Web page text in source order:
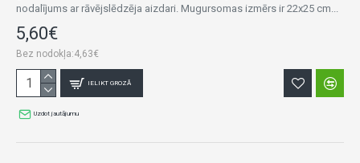
nodalījums ar rāvējslēdzēja aizdari. Mugursomas izmērs ir 22x25 cm...
5,60€
Bez nodokļa:4,63€
IELIKT GROZĀ
Uzdot jautājumu